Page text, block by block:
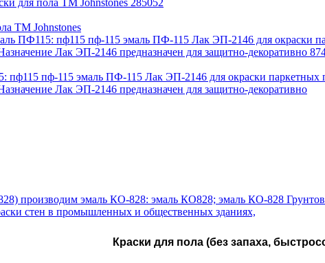
ТМ Johnstones
пф115 пф-115 эмаль ПФ-115 Лак ЭП-2146 для окраски
Лак ЭП-2146 предназначен для защитно-декоративно
производим эмаль КО-828: эмаль КО828; эмаль КО-828
стен в промышленных и общественных зданиях,
Краски для пола (без запаха,